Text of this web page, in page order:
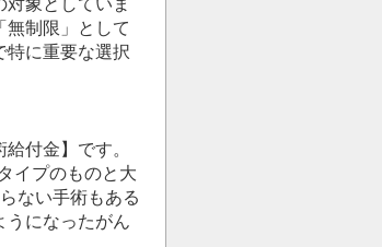
象としていま
無制限」として
特に重要な選択
付金】です。
イプのものと大
ない手術もある
うになったがん